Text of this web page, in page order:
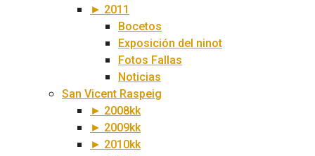
► 2011
Bocetos
Exposición del ninot
Fotos Fallas
Noticias
San Vicent Raspeig
► 2008kk
► 2009kk
► 2010kk